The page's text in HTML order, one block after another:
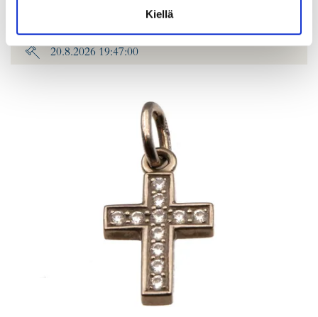
Kiellä
20.8.2026 19:47:00